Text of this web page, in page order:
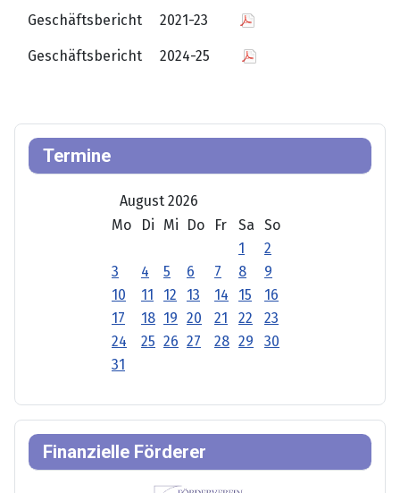
Geschäftsbericht 2021-23
Geschäftsbericht 2024-25
Termine
August 2026
Mo
Di Mi Do Fr Sa
So
1
2
3
4 5 6 7 8
9
10
11 12 13 14 15
16
17
18 19 20 21 22
23
24
25 26 27 28 29
30
31
Finanzielle Förderer